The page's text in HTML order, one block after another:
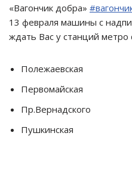
«Вагончик добра»
13 февраля машины с
ждать Вас у станций метро
Полежаевская
Первомайская
Пр.Вернадского
Пушкинская